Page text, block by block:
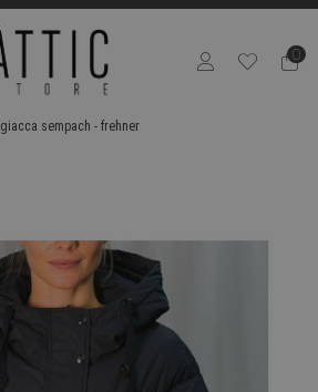
0
giacca sempach - frehner